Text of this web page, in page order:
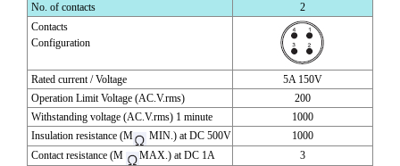
No. of contacts
2
Contacts
Configuration
Rated current / Voltage
5A 150V
Operation Limit Voltage (AC.V.rms)
200
Withstanding voltage (AC.V.rms) 1 minute
1000
Insulation resistance (M
MIN.) at DC 500V
1000
Contact resistance (M
MAX.) at DC 1A
3